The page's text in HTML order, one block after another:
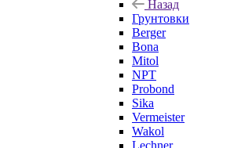
Назад
Грунтовки
Berger
Bona
Mitol
NPT
Probond
Sika
Vermeister
Wakol
Lechner